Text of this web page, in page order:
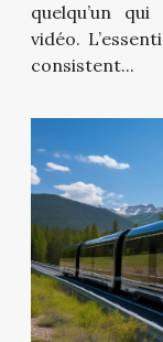
quelqu’un
vidéo.
consistent...